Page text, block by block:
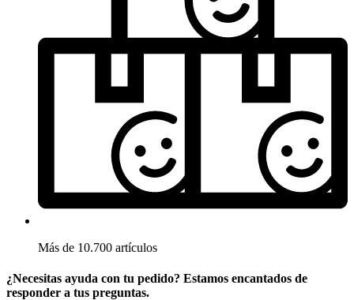
Más de 10.700 artículos
¿Necesitas ayuda con tu pedido? Estamos encantados de
responder a tus preguntas.